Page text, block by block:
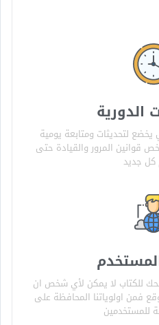
الدورية
لتحديثات ومتابعة يومية
قوانين المرور والقيادة حتى
جديد
للكتاب لا يمكن لأي شخص ان
فمن اولوياتنا المحافظة على
للمستخدمين